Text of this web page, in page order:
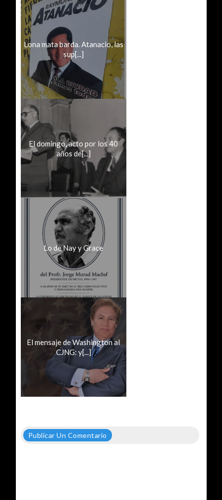
Lona mata barda. Atanacio, las
sup[...]
El domingo, acto por los 40
años de[...]
Lo de Nay y Grace
El mensaje de Washington al
CJNG: y[...]
Publicar Un Comentario